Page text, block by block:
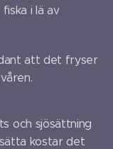
i lä av
att det fryser
och sjösättning
kostar det